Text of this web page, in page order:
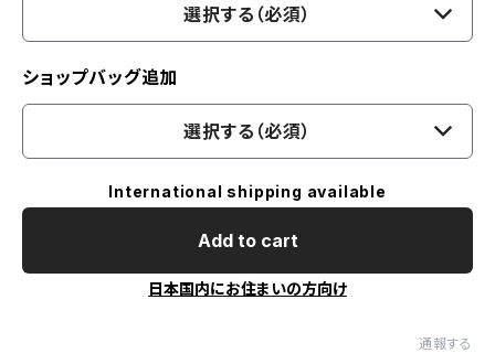
選択する（必須）
ショップバッグ追加
選択する（必須）
International shipping available
Add to cart
日本国内にお住まいの方向け
通報する